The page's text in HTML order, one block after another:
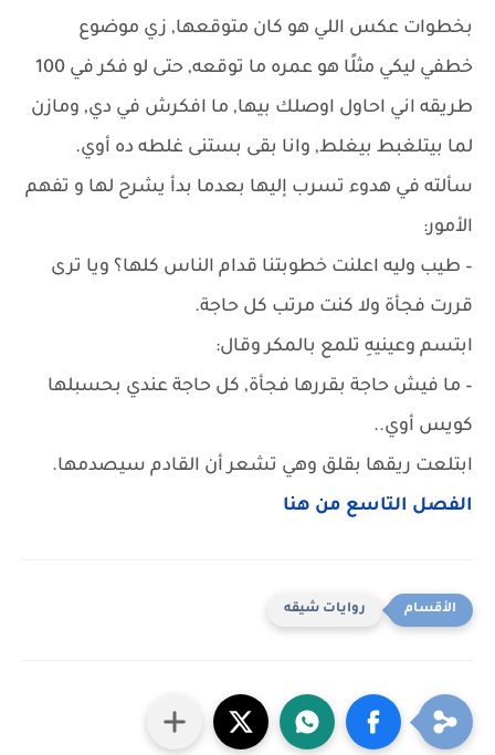
بخطوات عكس اللي هو كان متوقعها, زي موضوع
خطفي ليكي مثلًا هو عمره ما توقعه, حتى لو فكر في 100
طريقه اني احاول اوصلك بيها, ما افكرش في دي, ومازن
لما بيتلغبط بيغلط, وانا بقى بستنى غلطه ده أوي.
سألته في هدوء تسرب إليها بعدما بدأ يشرح لها و تفهم
الأمور:
– طيب وليه اعلنت خطوبتنا قدام الناس كلها؟ ويا ترى
قررت فجأة ولا كنت مرتب كل حاجة.
ابتسم وعينيهِ تلمع بالمكر وقال:
– ما فيش حاجة بقررها فجأة, كل حاجة عندي بحسبلها
كويس أوي..
ابتلعت ريقها بقلق وهي تشعر أن القادم سيصدمها.
الفصل التاسع من هنا
روايات شيقه